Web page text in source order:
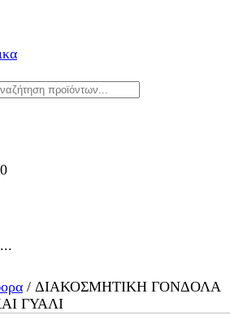
/ ΔΙΑΚΟΣΜΗΤΙΚΗ ΓΟΝΔΟΛΑ
ΓΥΑΛΙ